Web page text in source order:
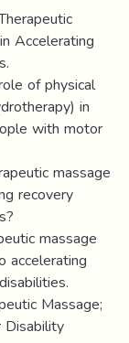
Accelerating
of physical
in
with motor
massage
recovery
massage
accelerating
Massage;
Disability